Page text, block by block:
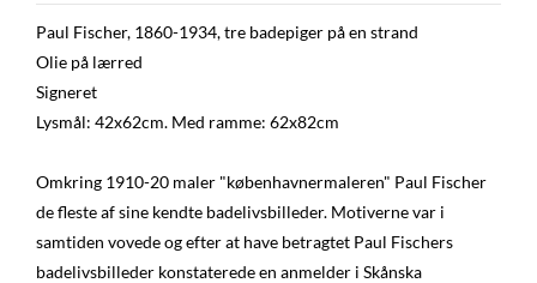
Paul Fischer, 1860-1934, tre badepiger på en strand
Olie på lærred
Signeret
Lysmål: 42x62cm. Med ramme: 62x82cm
Omkring 1910-20 maler "københavnermaleren" Paul Fischer
de fleste af sine kendte badelivsbilleder. Motiverne var i
samtiden vovede og efter at have betragtet Paul Fischers
badelivsbilleder konstaterede en anmelder i Skånska